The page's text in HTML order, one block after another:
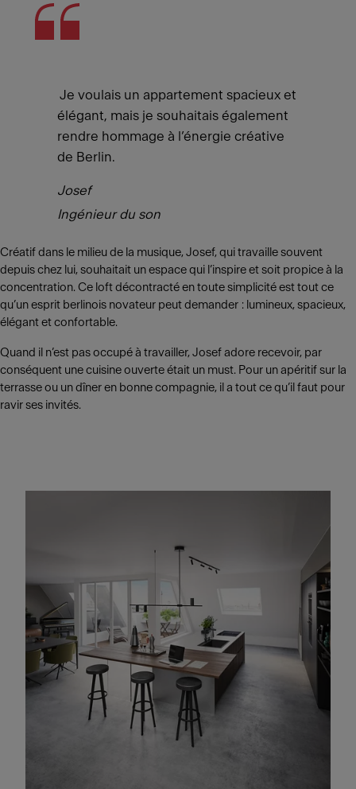
Je voulais un appartement spacieux et
élégant, mais je souhaitais également
rendre hommage à l’énergie créative
de Berlin.
Josef
Ingénieur du son
Créatif dans le milieu de la musique, Josef, qui travaille souvent
depuis chez lui, souhaitait un espace qui l’inspire et soit propice à la
concentration. Ce loft décontracté en toute simplicité est tout ce
qu’un esprit berlinois novateur peut demander : lumineux, spacieux,
élégant et confortable.
Quand il n’est pas occupé à travailler, Josef adore recevoir, par
conséquent une cuisine ouverte était un must. Pour un apéritif sur la
terrasse ou un dîner en bonne compagnie, il a tout ce qu’il faut pour
ravir ses invités.